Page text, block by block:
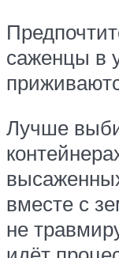
саженцы в
Лучше
вместе с
не